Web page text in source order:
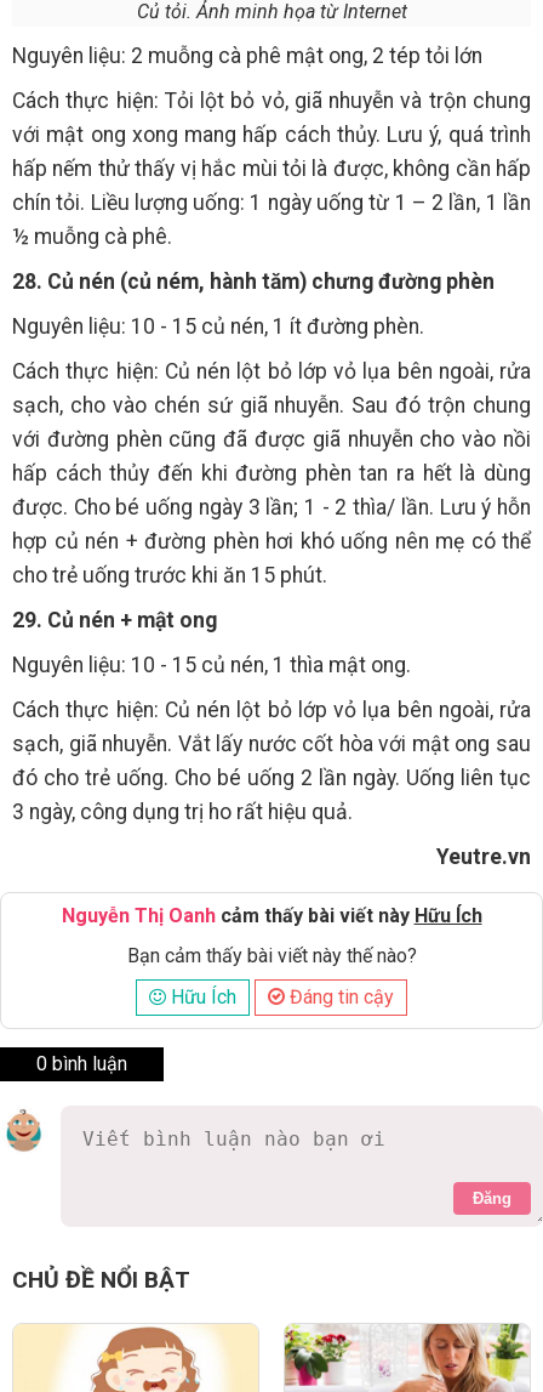
Củ tỏi. Ảnh minh họa từ Internet
Nguyên liệu: 2 muỗng cà phê mật ong, 2 tép tỏi lớn
Cách thực hiện: Tỏi lột bỏ vỏ, giã nhuyễn và trộn chung
với mật ong xong mang hấp cách thủy. Lưu ý, quá trình
hấp nếm thử thấy vị hắc mùi tỏi là được, không cần hấp
chín tỏi. Liều lượng uống: 1 ngày uống từ 1 – 2 lần, 1 lần
½ muỗng cà phê.
28. Củ nén (củ ném, hành tăm) chưng đường phèn
Nguyên liệu: 10 - 15 củ nén, 1 ít đường phèn.
Cách thực hiện: Củ nén lột bỏ lớp vỏ lụa bên ngoài, rửa
sạch, cho vào chén sứ giã nhuyễn. Sau đó trộn chung
với đường phèn cũng đã được giã nhuyễn cho vào nồi
hấp cách thủy đến khi đường phèn tan ra hết là dùng
được. Cho bé uống ngày 3 lần; 1 - 2 thìa/ lần. Lưu ý hỗn
hợp củ nén + đường phèn hơi khó uống nên mẹ có thể
cho trẻ uống trước khi ăn 15 phút.
29. Củ nén + mật ong
Nguyên liệu: 10 - 15 củ nén, 1 thìa mật ong.
Cách thực hiện: Củ nén lột bỏ lớp vỏ lụa bên ngoài, rửa
sạch, giã nhuyễn. Vắt lấy nước cốt hòa với mật ong sau
đó cho trẻ uống. Cho bé uống 2 lần ngày. Uống liên tục
3 ngày, công dụng trị ho rất hiệu quả.
Yeutre.vn
Nguyễn Thị Oanhcảm thấy bài viết này Hữu Ích
Bạn cảm thấy bài viết này thế nào?
Hữu Ích
Đáng tin cậy
0 bình luận
Đăng
CHỦ ĐỀ NỔI BẬT